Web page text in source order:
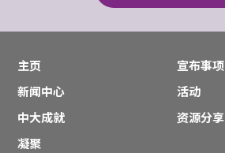
主页
宣布事项
新闻中心
活动
中大成就
资源分享
凝聚